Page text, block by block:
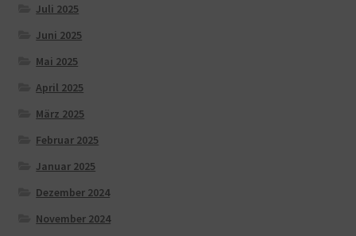
Juli 2025
Juni 2025
Mai 2025
April 2025
März 2025
Februar 2025
Januar 2025
Dezember 2024
November 2024